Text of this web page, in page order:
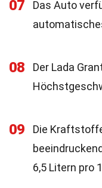
07
Das Auto
08
Der Lada
09
Die
6,5 Litern pro